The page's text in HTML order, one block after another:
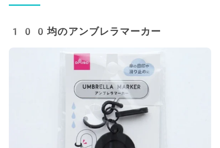
100均のアンブレラマーカー